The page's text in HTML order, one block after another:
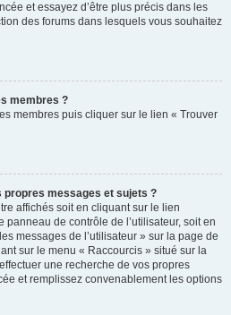
et essayez d’être plus précis dans les
des forums dans lesquels vous souhaitez
membres ?
membres puis cliquer sur le lien « Trouver
messages et sujets ?
affichés soit en cliquant sur le lien
panneau de contrôle de l’utilisateur, soit en
messages de l’utilisateur » sur la page de
sur le menu « Raccourcis » situé sur la
une recherche de vos propres
et remplissez convenablement les options